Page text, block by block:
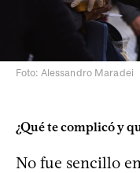
Foto: Alessandro Maradei
¿Qué te complicó y
No fue sencillo